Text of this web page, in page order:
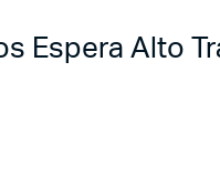
Espera Alto